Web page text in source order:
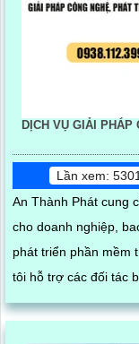
DỊCH VỤ GIẢI PHÁP
Lần xem: 5301
An Thành Phát cung
cho doanh nghiệp,
phát triển phần mềm
tôi hỗ trợ các đối tác
hệ thống trên nền